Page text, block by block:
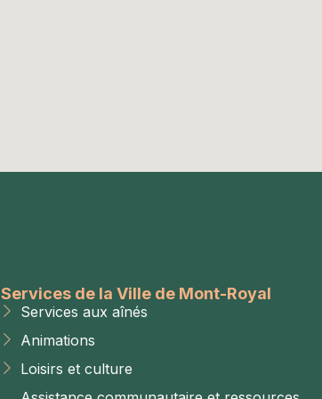
Services de la Ville de Mont-Royal
Services aux aînés
Animations
Loisirs et culture